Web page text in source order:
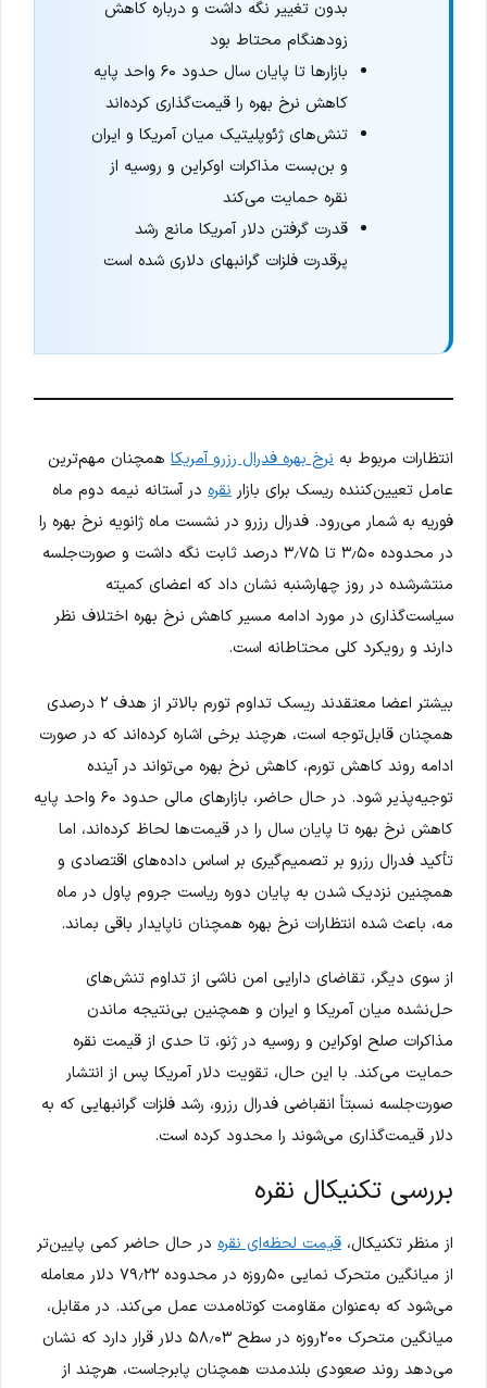
بدون تغییر نگه داشت و درباره کاهش
زودهنگام محتاط بود
بازارها تا پایان سال حدود ۶۰ واحد پایه
کاهش نرخ بهره را قیمت‌گذاری کرده‌اند
تنش‌های ژئوپلیتیک میان آمریکا و ایران
و بن‌بست مذاکرات اوکراین و روسیه از
نقره حمایت می‌کند
قدرت گرفتن دلار آمریکا مانع رشد
پرقدرت فلزات گرانبهای دلاری شده است
انتظارات مربوط به نرخ بهره فدرال رزرو آمریکا همچنان مهم‌ترین
عامل تعیین‌کننده ریسک برای بازار نقره در آستانه نیمه دوم ماه
فوریه به شمار می‌رود. فدرال رزرو در نشست ماه ژانویه نرخ بهره را
در محدوده ۳٫۵۰ تا ۳٫۷۵ درصد ثابت نگه داشت و صورت‌جلسه
منتشرشده در روز چهارشنبه نشان داد که اعضای کمیته
سیاست‌گذاری در مورد ادامه مسیر کاهش نرخ بهره اختلاف نظر
دارند و رویکرد کلی محتاطانه است.
بیشتر اعضا معتقدند ریسک تداوم تورم بالاتر از هدف ۲ درصدی
همچنان قابل‌توجه است، هرچند برخی اشاره کرده‌اند که در صورت
ادامه روند کاهش تورم، کاهش نرخ بهره می‌تواند در آینده
توجیه‌پذیر شود. در حال حاضر، بازارهای مالی حدود ۶۰ واحد پایه
کاهش نرخ بهره تا پایان سال را در قیمت‌ها لحاظ کرده‌اند، اما
تأکید فدرال رزرو بر تصمیم‌گیری بر اساس داده‌های اقتصادی و
همچنین نزدیک شدن به پایان دوره ریاست جروم پاول در ماه
مه، باعث شده انتظارات نرخ بهره همچنان ناپایدار باقی بماند.
از سوی دیگر، تقاضای دارایی امن ناشی از تداوم تنش‌های
حل‌نشده میان آمریکا و ایران و همچنین بی‌نتیجه ماندن
مذاکرات صلح اوکراین و روسیه در ژنو، تا حدی از قیمت نقره
حمایت می‌کند. با این حال، تقویت دلار آمریکا پس از انتشار
صورت‌جلسه نسبتاً انقباضی فدرال رزرو، رشد فلزات گرانبهایی که به
دلار قیمت‌گذاری می‌شوند را محدود کرده است.
بررسی تکنیکال نقره
از منظر تکنیکال، قیمت لحظه‌ای نقره در حال حاضر کمی پایین‌تر
از میانگین متحرک نمایی ۵۰روزه در محدوده ۷۹٫۲۲ دلار معامله
می‌شود که به‌عنوان مقاومت کوتاه‌مدت عمل می‌کند. در مقابل،
میانگین متحرک ۲۰۰روزه در سطح ۵۸٫۰۳ دلار قرار دارد که نشان
می‌دهد روند صعودی بلندمدت همچنان پابرجاست، هرچند از